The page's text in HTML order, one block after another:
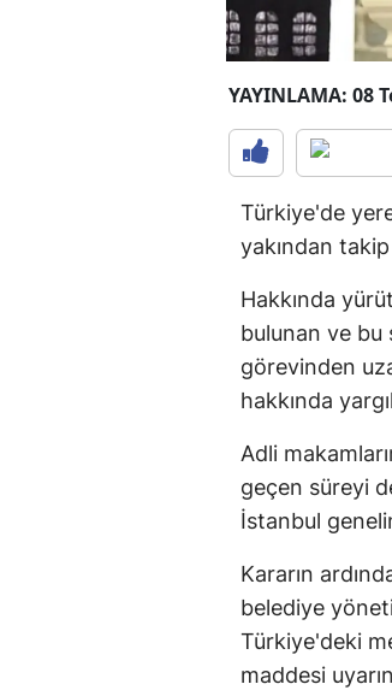
YAYINLAMA: 08
Türkiye'de
yakından
Hakkında
bulunan ve bu
görevinden
hakkında
Adli
geçen süreyi
İstanbul
Kararın
belediye
Türkiye'deki
maddesi